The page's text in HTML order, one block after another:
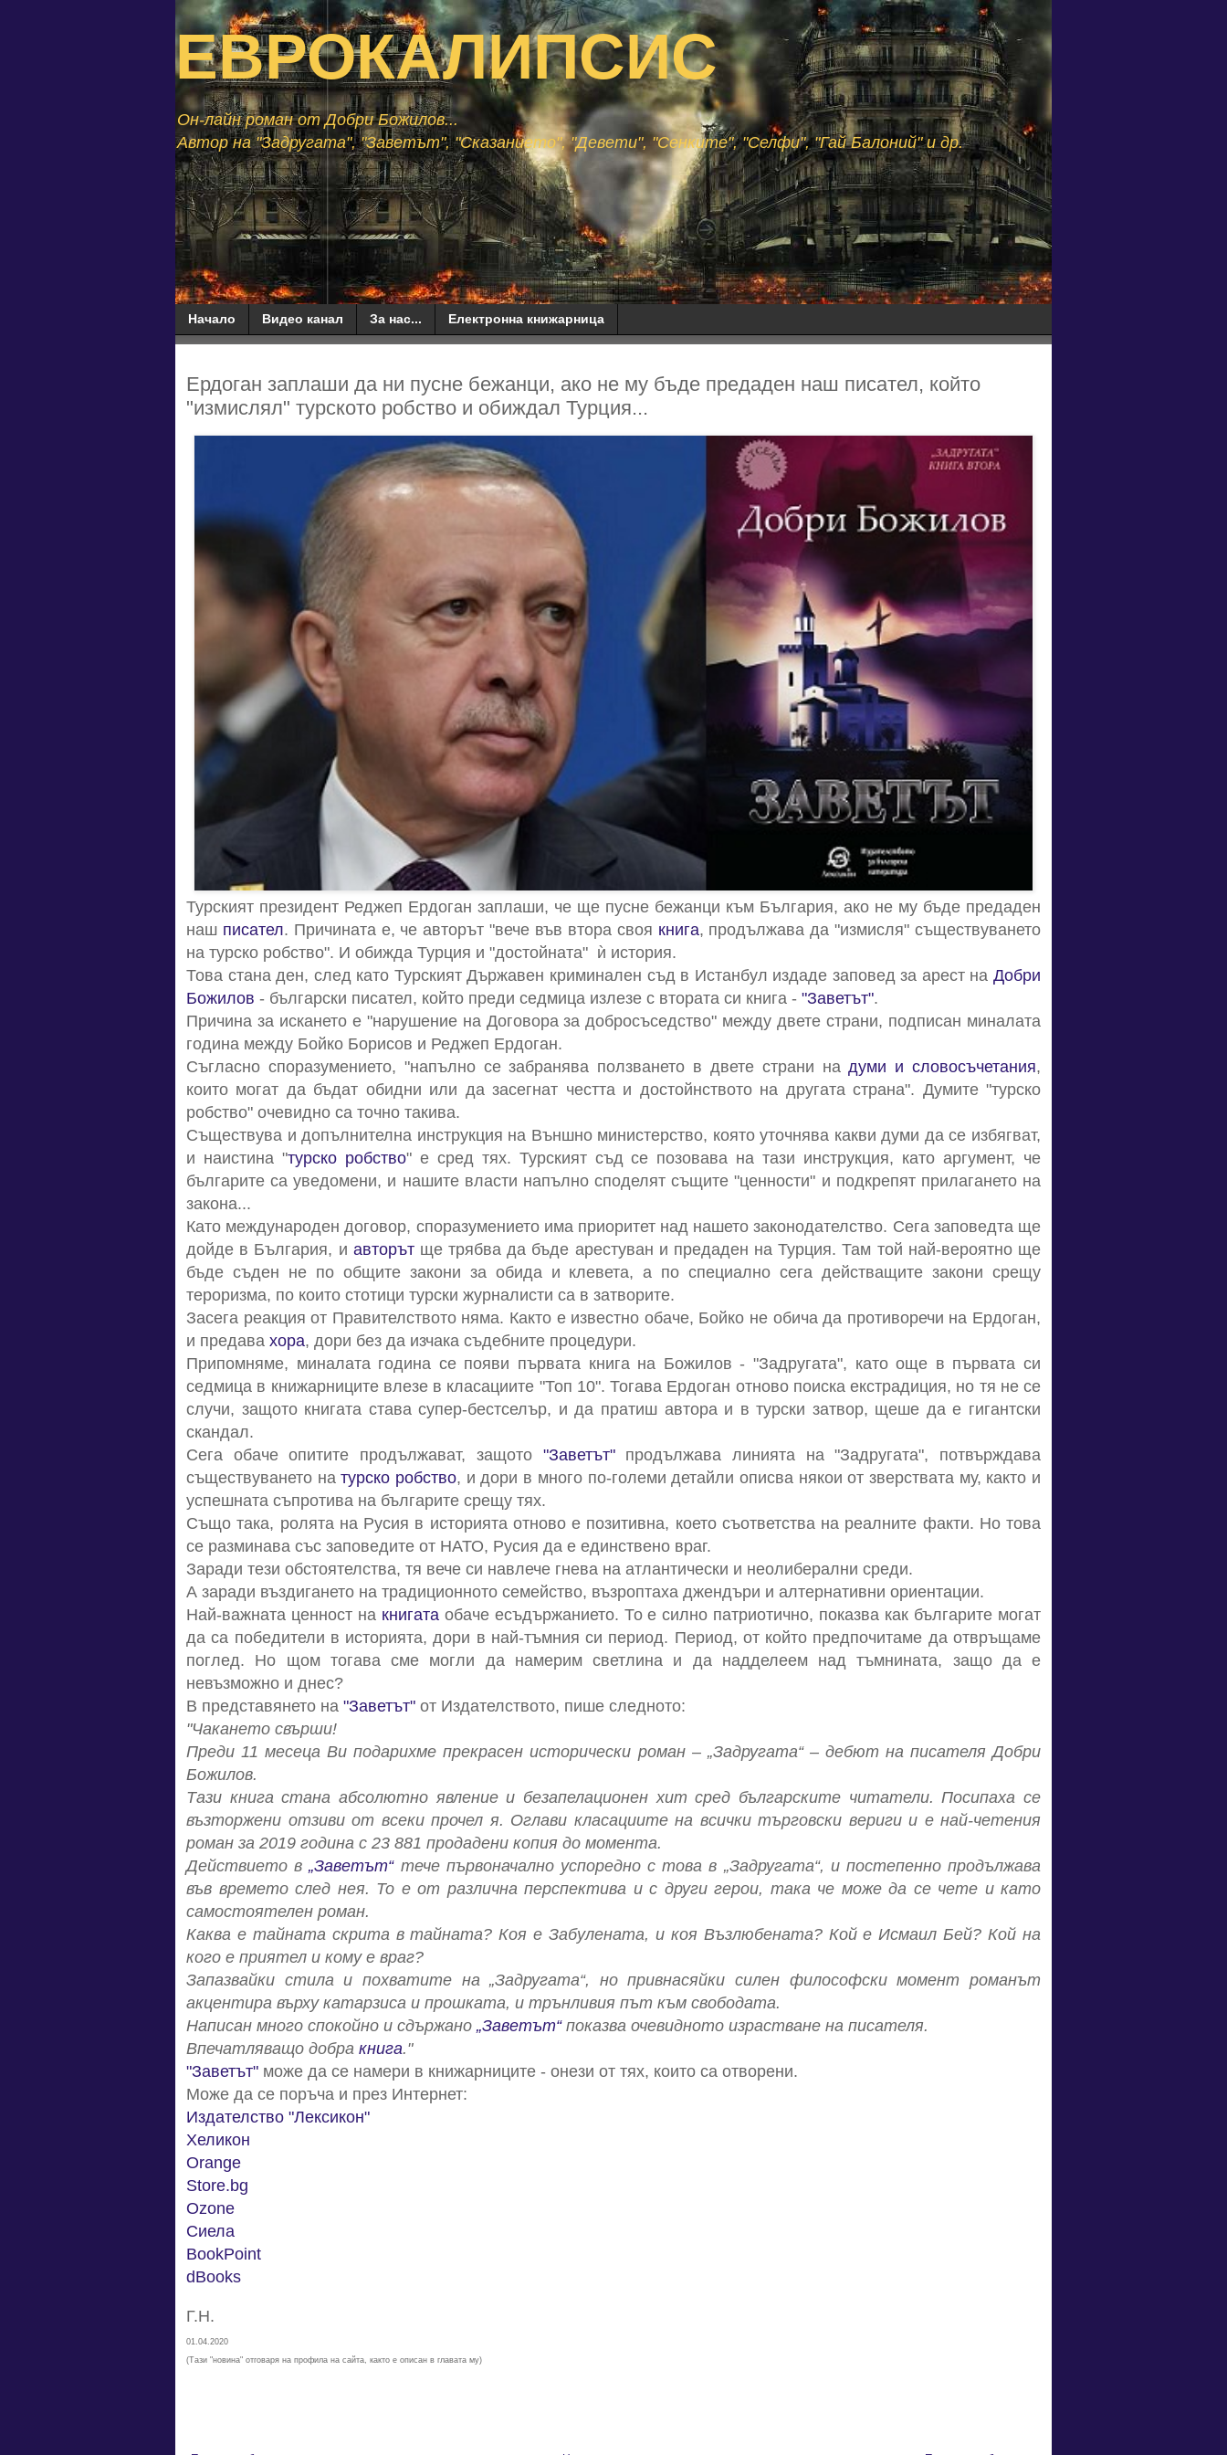
ЕВРОКАЛИПСИС
Он-лайн роман от Добри Божилов...
Автор на "Задругата", "Заветът", "Сказанието", "Девети", "Сенките", "Селфи", "Гай Балоний" и др.
Начало Видео канал За нас... Електронна книжарница
Ердоган заплаши да ни пусне бежанци, ако не му бъде предаден наш писател, който
"измислял" турското робство и обиждал Турция...
Турският президент Реджеп Ердоган заплаши, че ще пусне бежанци към България, ако не му бъде предаден
наш писател. Причината е, че авторът "вече във втора своя книга, продължава да "измисля" съществуването
на турско робство". И обижда Турция и "достойната" ѝ история.
Това стана ден, след като Турският Държавен криминален съд в Истанбул издаде заповед за арест на Добри
Божилов - български писател, който преди седмица излезе с втората си книга - "Заветът".
Причина за искането е "нарушение на Договора за добросъседство" между двете страни, подписан миналата
година между Бойко Борисов и Реджеп Ердоган.
Съгласно споразумението, "напълно се забранява ползването в двете страни надуми и словосъчетания,
които могат да бъдат обидни или да засегнат честта и достойнството на другата страна". Думите "турско
робство" очевидно са точно такива.
Съществува и допълнителна инструкция на Външно министерство, която уточнява какви думи да се избягват,
и наистина "турско робство" е сред тях. Турският съд се позовава на тази инструкция, като аргумент, че
българите са уведомени, и нашите власти напълно споделят същите "ценности" и подкрепят прилагането на
закона...
Като международен договор, споразумението има приоритет над нашето законодателство. Сега заповедта ще
дойде в България, и авторътще трябва да бъде арестуван и предаден на Турция. Там той най-вероятно ще
бъде съден не по общите закони за обида и клевета, а по специално сега действащите закони срещу
тероризма, по които стотици турски журналисти са в затворите.
Засега реакция от Правителството няма. Както е известно обаче, Бойко не обича да противоречи на Ердоган,
и предава хора, дори без да изчака съдебните процедури.
Припомняме, миналата година се появи първата книга на Божилов - "Задругата", като още в първата си
седмица в книжарниците влезе в класациите "Топ 10". Тогава Ердоган отново поиска екстрадиция, но тя не се
случи, защото книгата става супер-бестселър, и да пратиш автора и в турски затвор, щеше да е гигантски
скандал.
Сега обаче опитите продължават, защото "Заветът"продължава линията на "Задругата", потвърждава
съществуването натурско робство, и дори в много по-големи детайли описва някои от зверствата му, както и
успешната съпротива на българите срещу тях.
Също така, ролята на Русия в историята отново е позитивна, което съответства на реалните факти. Но това
се разминава със заповедите от НАТО, Русия да е единствено враг.
Заради тези обстоятелства, тя вече си навлече гнева на атлантически и неолиберални среди.
А заради въздигането на традиционното семейство, възроптаха джендъри и алтернативни ориентации.
Най-важната ценност на книгатаобаче есъдържанието. То е силно патриотично, показва как българите могат
да са победители в историята, дори в най-тъмния си период. Период, от който предпочитаме да отвръщаме
поглед. Но щом тогава сме могли да намерим светлина и да надделеем над тъмнината, защо да е
невъзможно и днес?
В представянето на "Заветът" от Издателството, пише следното:
"Чакането свърши!
Преди 11 месеца Ви подарихме прекрасен исторически роман – „Задругата“ – дебют на писателя Добри
Божилов.
Тази книга стана абсолютно явление и безапелационен хит сред българските читатели. Посипаха се
възторжени отзиви от всеки прочел я. Оглави класациите на всички търговски вериги и е най-четения
роман за 2019 година с 23 881 продадени копия до момента.
Действието в„Заветът“тече първоначално успоредно с това в „Задругата“, и постепенно продължава
във времето след нея. То е от различна перспектива и с други герои, така че може да се чете и като
самостоятелен роман.
Каква е тайната скрита в тайната? Коя е Забулената, и коя Възлюбената? Кой е Исмаил Бей? Кой на
кого е приятел и кому е враг?
Запазвайки стила и похватите на „Задругата“, но привнасяйки силен философски момент романът
акцентира върху катарзиса и прошката, и трънливия път към свободата.
Написан много спокойно и сдържано „Заветът“показва очевидното израстване на писателя.
Впечатляващо добра книга."
"Заветът" може да се намери в книжарниците - онези от тях, които са отворени.
Може да се поръча и през Интернет:
Издателство "Лексикон"
Хеликон
Orange
Store.bg
Ozone
Сиела
BookPoint
dBooks
Г.Н.
01.04.2020
(Тази "новина" отговаря на профила на сайта, както е описан в главата му)